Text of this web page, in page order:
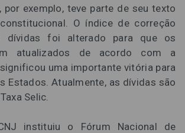
por exemplo, teve parte de seu texto
O índice de correção
dívidas foi alterado para que os
atualizados de acordo com a
uma importante vitória para
Estados. Atualmente, as dívidas são
Selic.
instituiu o Fórum Nacional de